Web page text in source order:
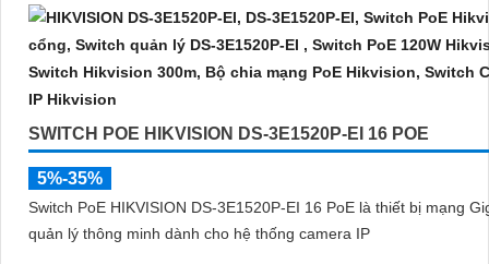
SWITCH POE HIKVISION DS-3E1520P-EI 16 POE
5%-35%
Switch PoE HIKVISION DS-3E1520P-EI 16 PoE là thiết bị mạng
quản lý thông minh dành cho hệ thống camera IP